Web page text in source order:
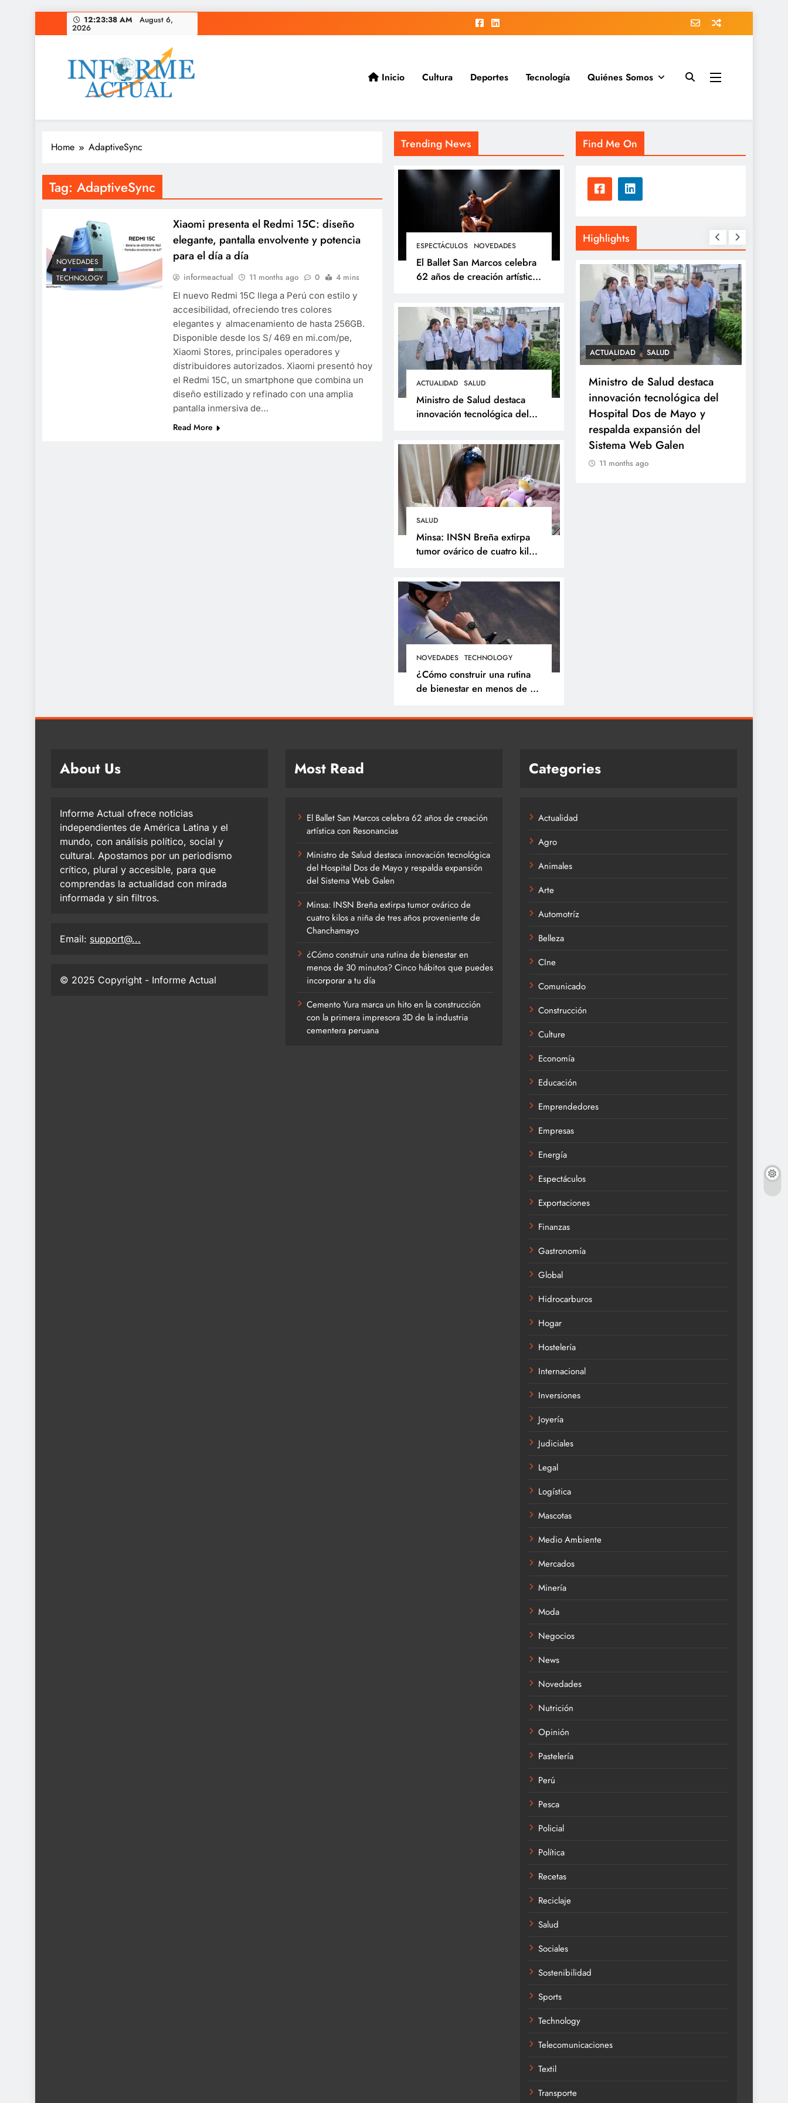
to
12:23:39 AM August 6,
2026
Informe Actual
La actualidad al instante, con veracidad y claridad.
Inicio Cultura Deportes Tecnología Quiénes Somos
Trending News
ESPECTÁCULOS NOVEDADES
El Ballet San Marcos celebra
62 años de creación artística
ACTUALIDAD SALUD
Ministro de Salud destaca
innovación tecnológica del
respalda expansión del
Sistema Web Galen
SALUD
Minsa: INSN Breña extirpa
tumor ovárico de cuatro kilos
proveniente de
Chanchamayo
NOVEDADES TECHNOLOGY
¿Cómo construir una rutina
de bienestar en menos de 30
puedes incorporar a tu día
Home AdaptiveSync
Tag: AdaptiveSync
NOVEDADES
TECHNOLOGY
Xiaomi presenta el Redmi 15C: diseño
elegante, pantalla envolvente y potencia
para el día a día
informeactual 11 months ago 0
4 mins
El nuevo Redmi 15C llega a Perú con estilo y
accesibilidad, ofreciendo tres colores
elegantes y almacenamiento de hasta 256GB.
Disponible desde los S/ 469 en mi.com/pe,
Xiaomi Stores, principales operadores y
distribuidores autorizados. Xiaomi presentó hoy
el Redmi 15C, un smartphone que combina un
diseño estilizado y refinado con una amplia
pantalla inmersiva de…
Read More
Find Me On
Highlights
ESPECTÁCULOS NOVEDADES
El Ballet San Marcos celebra
62 años de creación artística
con Resonancias
ACTUALIDAD SALUD
Ministro de Salud destaca
innovación tecnológica del
Hospital Dos de Mayo y
respalda expansión del
Sistema Web Galen
11 months ago
About Us
Informe Actual ofrece noticias
independientes de América Latina y el
mundo, con análisis político, social y
cultural. Apostamos por un periodismo
crítico, plural y accesible, para que
comprendas la actualidad con mirada
informada y sin filtros.
Email: support@...
© 2025 Copyright - Informe Actual
Most Read
El Ballet San Marcos celebra 62 años de creación
artística con Resonancias
Ministro de Salud destaca innovación tecnológica
del Hospital Dos de Mayo y respalda expansión
del Sistema Web Galen
Minsa: INSN Breña extirpa tumor ovárico de
cuatro kilos a niña de tres años proveniente de
Chanchamayo
¿Cómo construir una rutina de bienestar en
menos de 30 minutos? Cinco hábitos que puedes
incorporar a tu día
Cemento Yura marca un hito en la construcción
con la primera impresora 3D de la industria
cementera peruana
Categories
Actualidad
Agro
Animales
Arte
Automotríz
Belleza
CIne
Comunicado
Construcción
Culture
Economía
Educación
Emprendedores
Empresas
Energía
Espectáculos
Exportaciones
Finanzas
Gastronomía
Global
Hidrocarburos
Hogar
Hostelería
Internacional
Inversiones
Joyería
Judiciales
Legal
Logística
Mascotas
Medio Ambiente
Mercados
Minería
Moda
Negocios
News
Novedades
Nutrición
Opinión
Pastelería
Perú
Pesca
Policial
Política
Recetas
Reciclaje
Salud
Sociales
Sostenibilidad
Sports
Technology
Telecomunicaciones
Textil
Transporte